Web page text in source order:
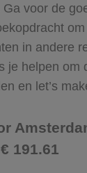
voor de
in andere
je helpen om
en let’s
191.61